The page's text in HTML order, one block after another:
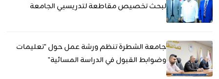
لبحث تخصيص مقاطعة لتدريسيي الجامعة
جامعة الشطرة تنظم ورشة عمل حول "تعليمات
وضوابط القبول في الدراسة المسائية"